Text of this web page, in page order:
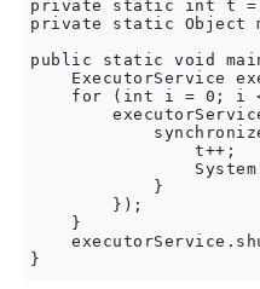
private static int t =
private static Object
public static void
ExecutorService
for (int i = 0; i
                t++;
            }
        });
    }